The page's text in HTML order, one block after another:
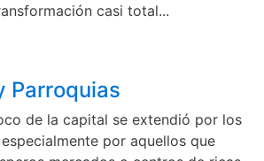
casi total...
Parroquias
de la capital se extendió por los
por aquellos que